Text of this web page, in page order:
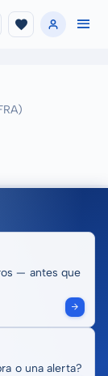
— antes que
o una alerta?